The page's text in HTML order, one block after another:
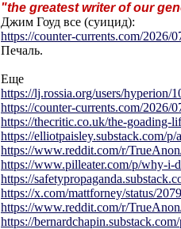
"the greatest writer of our
Джим Гоуд все (суицид):
https://counter-currents.com/2026/
Печаль.
Еще
https://lj.rossia.org/users/hyperion/
https://counter-currents.com/2026/
https://thecritic.co.uk/the-goading-lif
https://elliotpaisley.substack.com/p/a
https://www.reddit.com/r/
https://www.pilleater.com/p/why-i-d
https://safetypropaganda.substack.c
https://x.com/mattforney/status/
https://www.reddit.com/r/
https://